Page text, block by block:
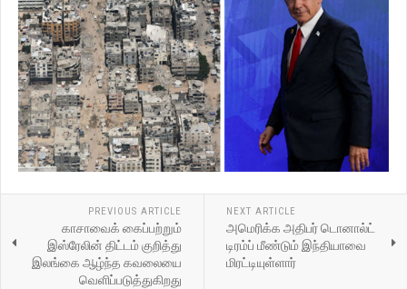
PREVIOUS ARTICLE
காசாவைக் கைப்பற்றும்
இஸ்ரேலின் திட்டம் குறித்து
இலங்கை ஆழ்ந்த கவலையை
வெளிப்படுத்துகிறது
NEXT ARTICLE
அமெரிக்க அதிபர் டொனால்ட்
டிரம்ப் மீண்டும் இந்தியாவை
மிரட்டியுள்ளார்